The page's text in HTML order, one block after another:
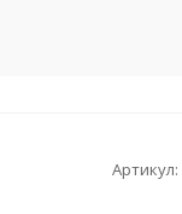
Артикул: